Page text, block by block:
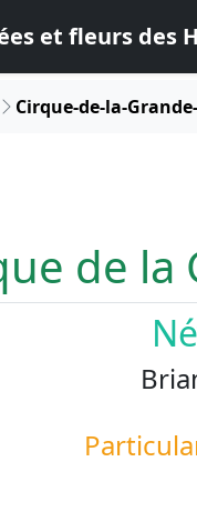
et fleurs des
Cirque-de-la-
de la